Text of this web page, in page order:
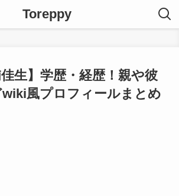
Toreppy
佳生】学歴・経歴！親や彼
風プロフィールまとめ